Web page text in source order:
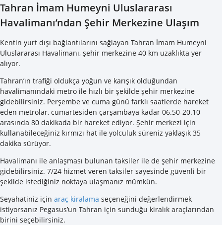
Tahran İmam Humeyni Uluslararası
Havalimanı’ndan Şehir Merkezine Ulaşım
Kentin yurt dışı bağlantılarını sağlayan Tahran İmam Humeyni
Uluslararası Havalimanı, şehir merkezine 40 km uzaklıkta yer
alıyor.
Tahran’ın trafiği oldukça yoğun ve karışık olduğundan
havalimanındaki metro ile hızlı bir şekilde şehir merkezine
gidebilirsiniz. Perşembe ve cuma günü farklı saatlerde hareket
eden metrolar, cumartesiden çarşambaya kadar 06.50-20.10
arasında 80 dakikada bir hareket ediyor. Şehir merkezi için
kullanabileceğiniz kırmızı hat ile yolculuk süreniz yaklaşık 35
dakika sürüyor.
Havalimanı ile anlaşması bulunan taksiler ile de şehir merkezine
gidebilirsiniz. 7/24 hizmet veren taksiler sayesinde güvenli bir
şekilde istediğiniz noktaya ulaşmanız mümkün.
Seyahatiniz için araç kiralama seçeneğini değerlendirmek
istiyorsanız Pegasus’un Tahran için sunduğu kiralık araçlarından
birini seçebilirsiniz.